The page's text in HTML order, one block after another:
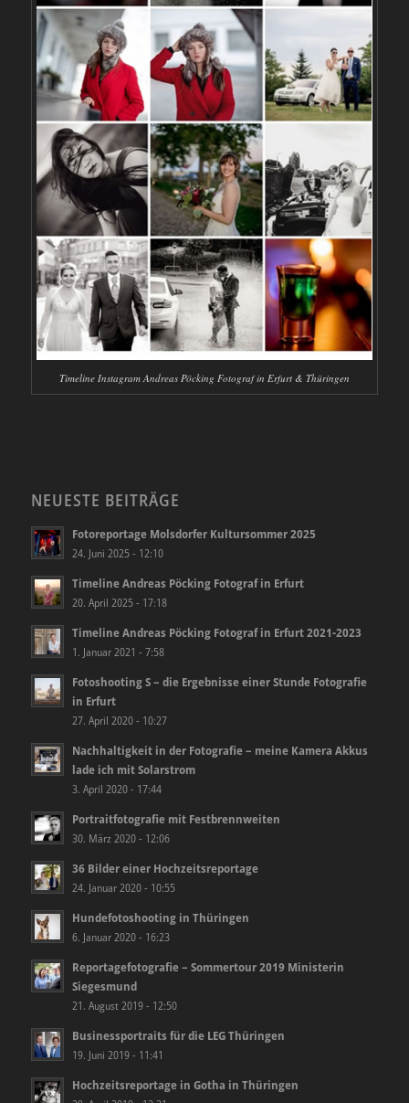
Timeline Instagram Andreas Pöcking Fotograf in Erfurt & Thüringen
NEUESTE BEITRÄGE
Fotoreportage Molsdorfer Kultursommer 2025
24. Juni 2025 - 12:10
Timeline Andreas Pöcking Fotograf in Erfurt
20. April 2025 - 17:18
Timeline Andreas Pöcking Fotograf in Erfurt 2021-2023
1. Januar 2021 - 7:58
Fotoshooting S – die Ergebnisse einer Stunde Fotografie
in Erfurt
27. April 2020 - 10:27
Nachhaltigkeit in der Fotografie – meine Kamera Akkus
lade ich mit Solarstrom
3. April 2020 - 17:44
Portraitfotografie mit Festbrennweiten
30. März 2020 - 12:06
36 Bilder einer Hochzeitsreportage
24. Januar 2020 - 10:55
Hundefotoshooting in Thüringen
6. Januar 2020 - 16:23
Reportagefotografie – Sommertour 2019 Ministerin
Siegesmund
21. August 2019 - 12:50
Businessportraits für die LEG Thüringen
19. Juni 2019 - 11:41
Hochzeitsreportage in Gotha in Thüringen